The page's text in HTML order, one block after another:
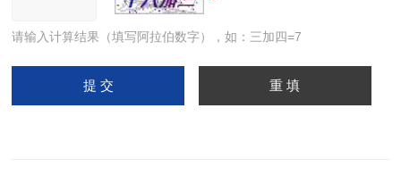
请输入计算结果（填写阿拉伯数字），如：三加四=7